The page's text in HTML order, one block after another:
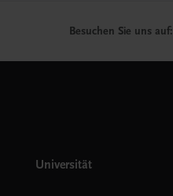
Besuchen Sie uns auf:
Universität